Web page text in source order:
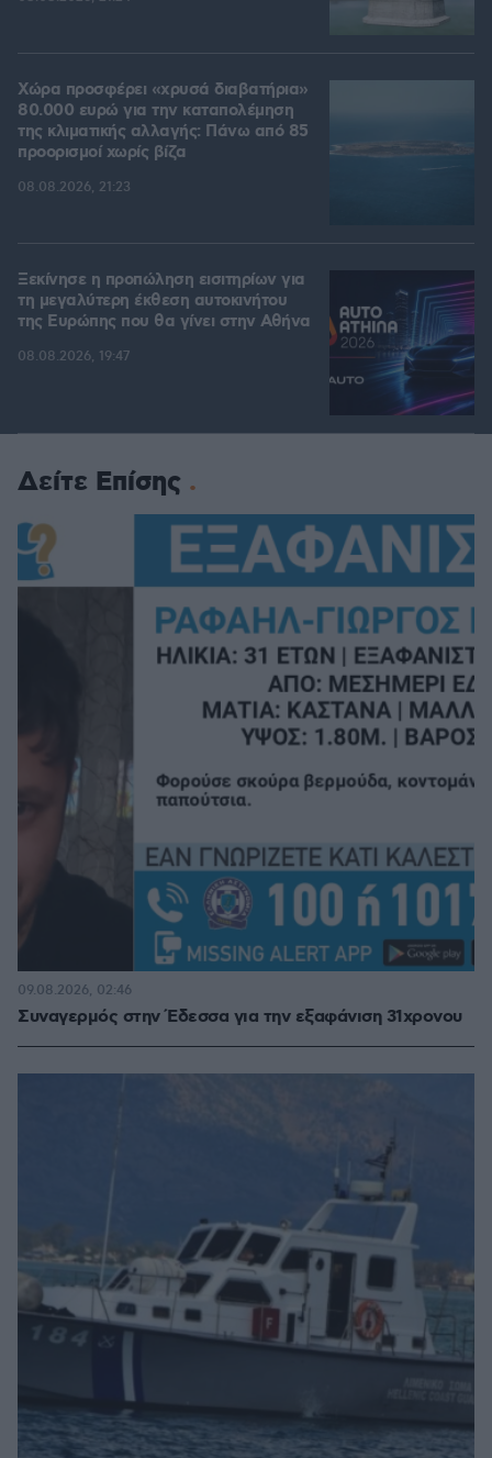
Χώρα προσφέρει «χρυσά διαβατήρια»
80.000 ευρώ για την καταπολέμηση
της κλιματικής αλλαγής: Πάνω από 85
προορισμοί χωρίς βίζα
08.08.2026, 21:23
Ξεκίνησε η προπώληση εισιτηρίων για
τη μεγαλύτερη έκθεση αυτοκινήτου
της Ευρώπης που θα γίνει στην Αθήνα
08.08.2026, 19:47
Δείτε Επίσης
Συναγερμός στην Έδεσσα για την εξαφάνιση 31χρονου
09.08.2026, 02:46